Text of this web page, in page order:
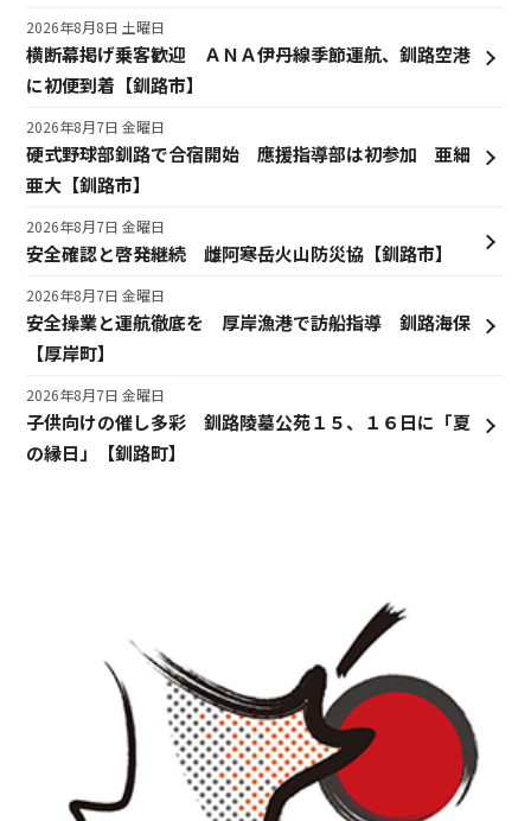
横断幕掲げ乗客歓迎 ＡＮＡ伊丹線季節運航、釧路空港
に初便到着【釧路市】
2026年8月8日 土曜日
硬式野球部釧路で合宿開始 應援指導部は初参加 亜細
亜大【釧路市】
2026年8月7日 金曜日
安全確認と啓発継続 雌阿寒岳火山防災協【釧路市】
2026年8月7日 金曜日
安全操業と運航徹底を 厚岸漁港で訪船指導 釧路海保
【厚岸町】
2026年8月7日 金曜日
子供向けの催し多彩 釧路陵墓公苑１５、１６日に「夏
の縁日」【釧路町】
2026年8月7日 金曜日